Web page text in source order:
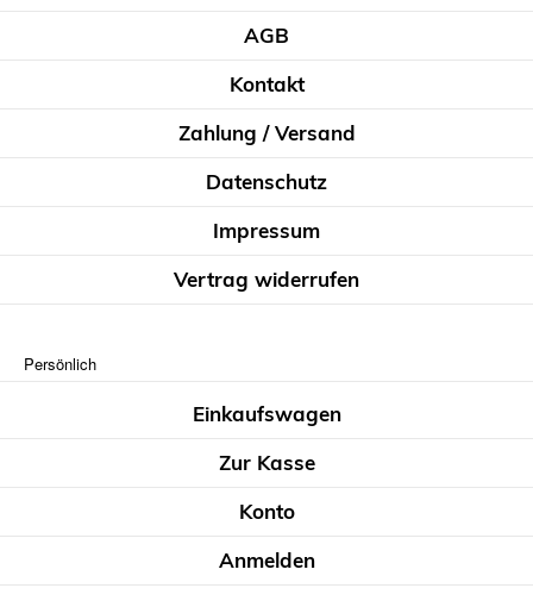
AGB
Kontakt
Zahlung / Versand
Datenschutz
Impressum
Vertrag widerrufen
Persönlich
Einkaufswagen
Zur Kasse
Konto
Anmelden